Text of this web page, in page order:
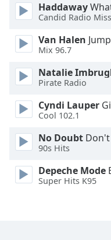
Area
Background
Opacity
Font
Haddaway
Candid Radio
Van Halen Jump
Mix 96.7
Natalie
Pirate Radio
Cyndi Lauper
Cool 102.1
No Doubt Don't
90s Hits
Depeche Mode
Super Hits K95